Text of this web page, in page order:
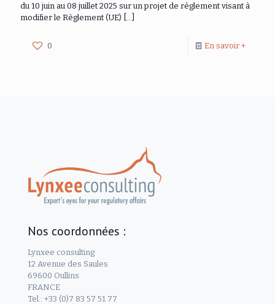
du 10 juin au 08 juillet 2025 sur un projet de règlement visant à
modifier le Règlement (UE) […]
0 En savoir +
Nos coordonnées :
Lynxee consulting
12 Avenue des Saules
69600 Oullins
FRANCE
Tel.: +33 (0)7 83 57 51 77